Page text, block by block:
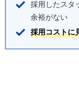
採用したスタ
余裕がない
採用コストに